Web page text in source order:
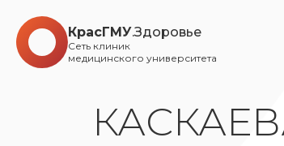
КрасГМУ.Здоровье
Сеть клиник
медицинского университета